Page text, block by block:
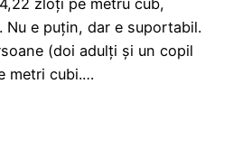
Nu e puțin, dar e suportabil.
(doi adulți și un copil
metri cubi.…